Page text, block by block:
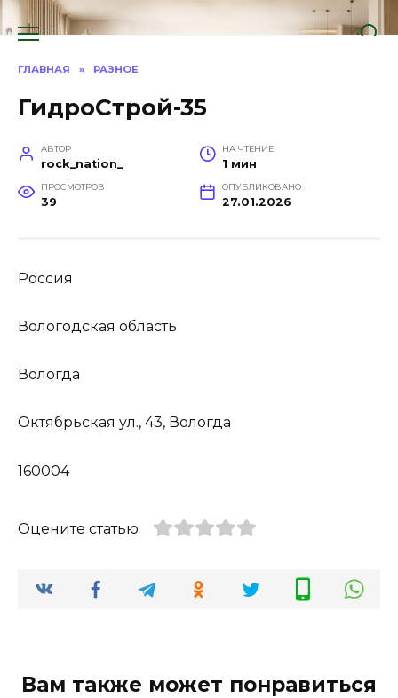
Перейти
к
ГЛАВНАЯ » РАЗНОЕ
ГидроСтрой-35
АВТОР
rock_nation_
НА ЧТЕНИЕ
1 мин
ПРОСМОТРОВ
39
ОПУБЛИКОВАНО
27.01.2026
Россия
Вологодская область
Вологда
Октябрьская ул., 43, Вологда
160004
Оцените статью
Вам также может понравиться